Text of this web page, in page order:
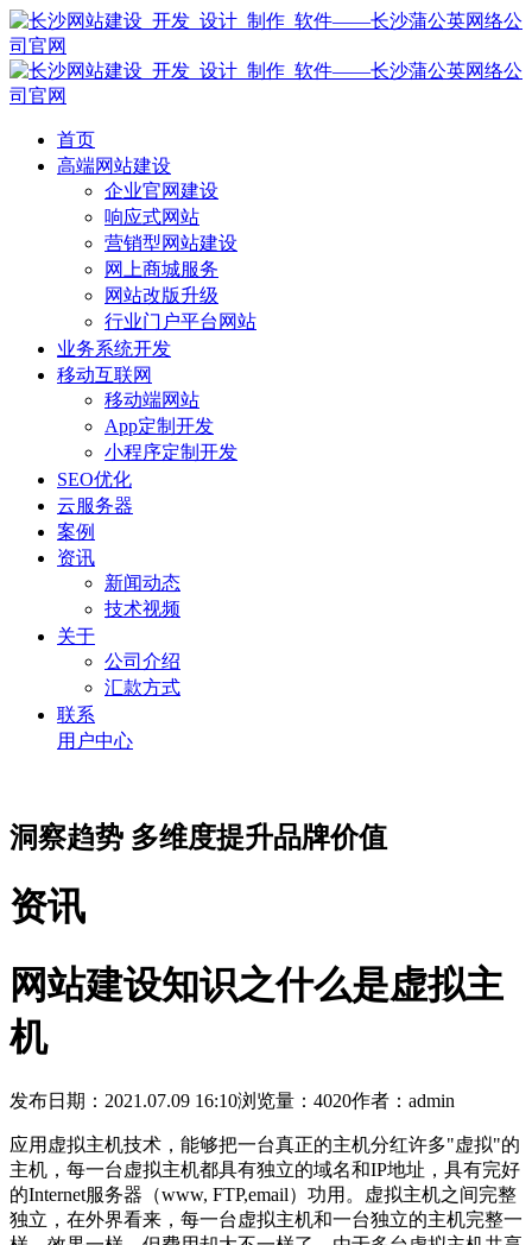
首页
高端网站建设
企业官网建设
响应式网站
营销型网站建设
网上商城服务
网站改版升级
行业门户平台网站
业务系统开发
移动互联网
移动端网站
App定制开发
小程序定制开发
SEO优化
云服务器
案例
资讯
新闻动态
技术视频
关于
公司介绍
汇款方式
联系
用户中心
洞察趋势 多维度提升品牌价值
资讯
网站建设知识之什么是虚拟主
机
发布日期：2021.07.09 16:10浏览量：4020作者：admin
应用虚拟主机技术，能够把一台真正的主机分红许多"虚拟"的
主机，每一台虚拟主机都具有独立的域名和IP地址，具有完好
的Internet服务器（www, FTP,email）功用。虚拟主机之间完整
独立，在外界看来，每一台虚拟主机和一台独立的主机完整一